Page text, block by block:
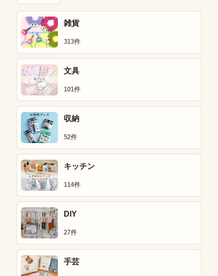
雑貨
313件
文具
101件
収納
52件
キッチン
114件
DIY
27件
手芸